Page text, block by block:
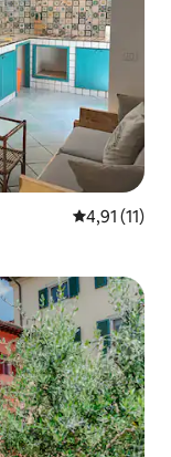
4,91 av 5 i
4,91 (11)